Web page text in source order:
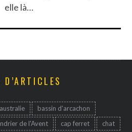
elle là…
australie
bassin d'arcachon
de l'Avent cap ferret
chat